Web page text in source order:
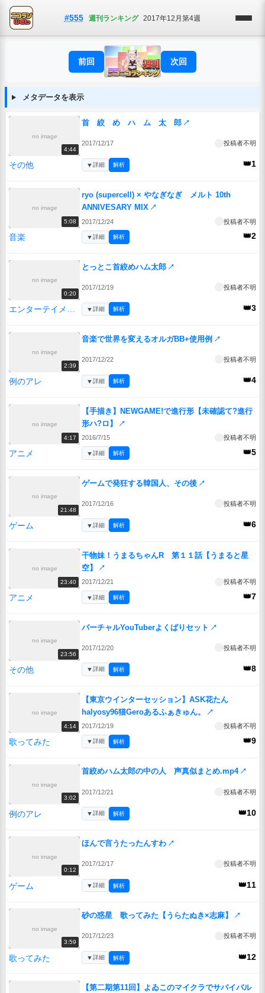
#555 週刊ランキング 2017年12月第4週
前回 次回
メタデータを表示
no image
4:44
首 絞 め ハ ム 太 郎 ↗
2017/12/17 投稿者不明
その他 👑1
▼詳細 解析
no image
5:08
ryo (supercell) × やなぎなぎ メルト 10th
ANNIVESARY MIX ↗
2017/12/24 投稿者不明
音楽 👑2
▼詳細 解析
no image
0:20
とっとこ首絞めハム太郎 ↗
2017/12/19 投稿者不明
👑3
▼詳細 解析
no image
2:39
音楽で世界を変えるオルガBB+使用例 ↗
2017/12/22 投稿者不明
例のアレ 👑4
▼詳細 解析
no image
4:17
【手描き】NEWGAME!で進行形【未確認て?進行
形ハ?ロ】
↗
2016/7/15 投稿者不明
アニメ 👑5
▼詳細 解析
no image
21:48
ゲームで発狂する韓国人、その後 ↗
2017/12/16 投稿者不明
ゲーム 👑6
▼詳細 解析
no image
23:40
干物妹！うまるちゃんR 第１１話【うまると星
空】
↗
2017/12/21 投稿者不明
アニメ 👑7
▼詳細 解析
no image
23:56
バーチャルYouTuberよくばりセット ↗
2017/12/20 投稿者不明
その他 👑8
▼詳細 解析
no image
4:14
【東京ウインターセッション】ASK花たん
halyosy96猫Geroあるふぁきゅん。
↗
2017/12/19 投稿者不明
歌ってみた 👑9
▼詳細 解析
no image
3:02
首絞めハム太郎の中の人 声真似まとめ.mp4 ↗
2017/12/21 投稿者不明
例のアレ 👑10
▼詳細 解析
no image
0:12
ほんで言うたったんすわ ↗
2017/12/17 投稿者不明
ゲーム 👑11
▼詳細 解析
no image
3:59
砂の惑星 歌ってみた【うらたぬき×志麻】 ↗
2017/12/23 投稿者不明
歌ってみた 👑12
▼詳細 解析
【第二期第11回】よゐこのマイクラでサバイバル